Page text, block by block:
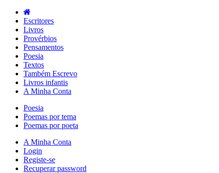
Escritores
Livros
Provérbios
Pensamentos
Poesia
Textos
Também Escrevo
Livros infantis
A Minha Conta
Poesia
Poemas por tema
Poemas por poeta
A Minha Conta
Login
Registe-se
Recuperar password